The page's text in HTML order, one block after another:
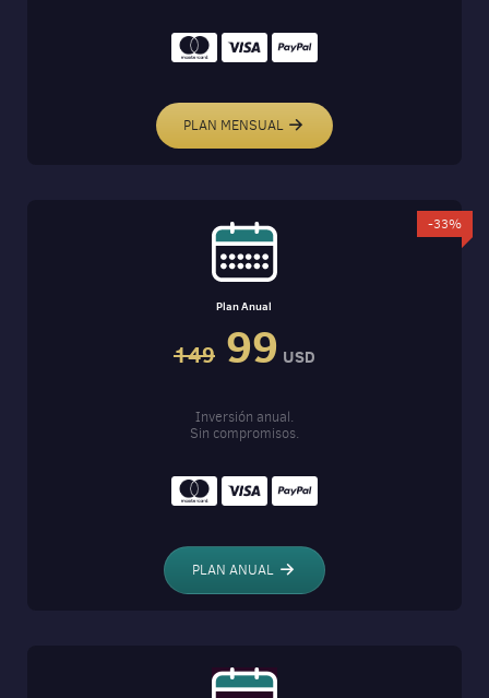
PLAN MENSUAL
-33%
Plan Anual
14999 USD
Inversión anual.
Sin compromisos.
PLAN ANUAL